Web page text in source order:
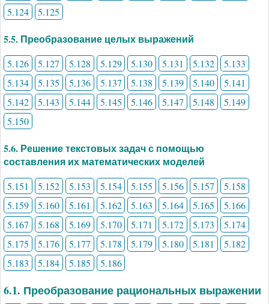
5.124
5.125
5.5. Преобразование целых выражений
5.126 5.127 5.128 5.129 5.130 5.131 5.132
5.133
5.134
5.135 5.136 5.137 5.138 5.139 5.140
5.141
5.142
5.143 5.144 5.145 5.146 5.147 5.148
5.149
5.150
5.6. Решение текстовых задач с помощью
составления их математических моделей
5.151 5.152 5.153 5.154 5.155 5.156 5.157
5.158
5.159
5.160 5.161 5.162 5.163 5.164 5.165
5.166
5.167
5.168 5.169 5.170 5.171 5.172 5.173
5.174
5.175
5.176 5.177 5.178 5.179 5.180 5.181
5.182
5.183
5.184 5.185 5.186
6.1. Преобразование рациональных выражении